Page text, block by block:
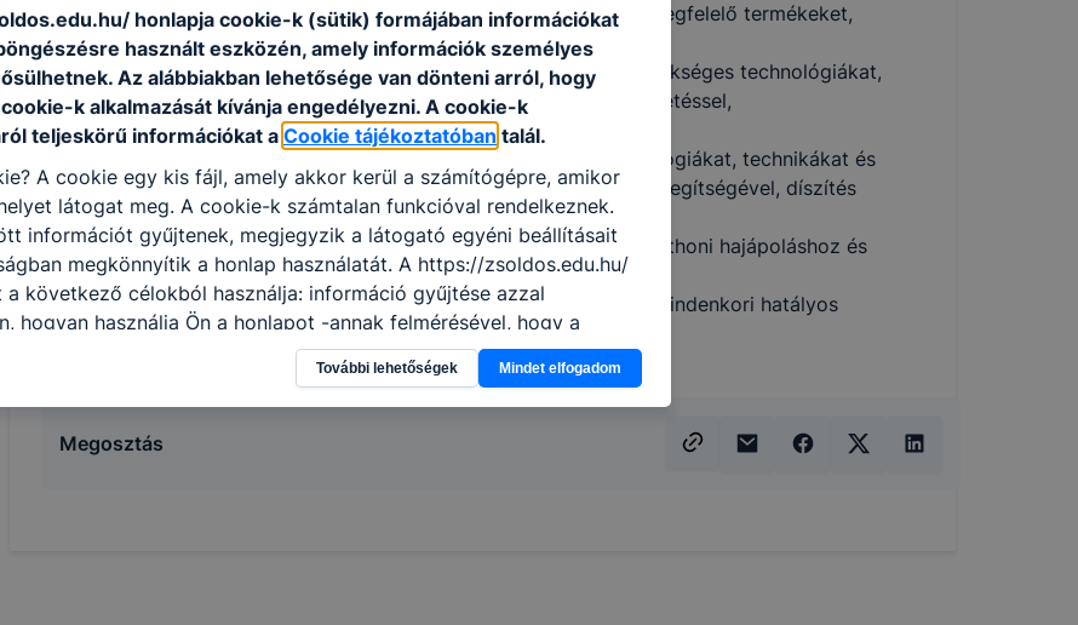
megtervezi a haj tartós formaváltoztatásait, alkalmazza a megfelelő termékeket,
technológiákat, szükség szerint;
elvégzi az alap és divathajvágási formákat, alkalmazza a szükséges technológiákat,
technikákat, hajszárítást a szükséges eszközökkel, divatkövetéssel,
termékfelhasználással;
megtervezi és elvégzi a különböző hajhosszabbítási technológiákat, technikákat és
alkalmi hajviseletet készít fizikai formaváltoztató eszközök segítségével, díszítés
alkalmazásával;
minden szolgáltatást követően tanácsot ad a vendégének otthoni hajápoláshoz és
hajformázáshoz;
képes a fodrászszalon működésének megtervezésére és a mindenkori hatályos
jogszabályok szerinti működtetésére.
Megosztás
honlapja cookie-k (sütik) formájában információkat
használt eszközén, amely információk személyes
Az alábbiakban lehetősége van dönteni arról, hogy
k alkalmazását kívánja engedélyezni. A cookie-k
teljeskörű információkat aCookie tájékoztatóban talál.
A cookie egy kis fájl, amely akkor kerül a számítógépre, amikor
látogat meg. A cookie-k számtalan funkcióval rendelkeznek.
információt gyűjtenek, megjegyzik a látogató egyéni beállításait
megkönnyítik a honlap használatát. A https://zsoldos.edu.hu/
következő célokból használja: információ gyűjtése azzal
hogyan használja Ön a honlapot -annak felmérésével, hogy a
részeit látogatja, vagy használja leginkább, így megtudhatjuk,
Önnek még jobb felhasználói élményt, ha ismét meglátogatja
fejlesztése. Hogyan ellenőrizheti és hogyan tudja kikapcsolni a
Minden modern böngésző engedélyezi a cookie-k beállításának a
További lehetőségek Mindet elfogadom